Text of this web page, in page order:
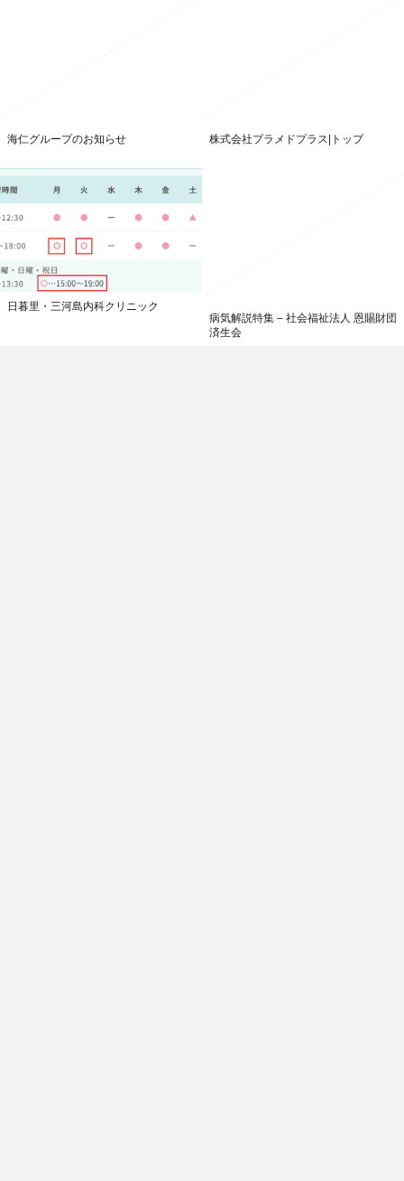
海仁グループのお知らせ 株式会社プラメドプラス|トップ
日暮里・三河島内科クリニック
病気解説特集 – 社会福祉法人 恩賜財団
済生会